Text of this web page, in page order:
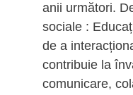
anii următori.
sociale :
de a
contribuie la
comunicare,